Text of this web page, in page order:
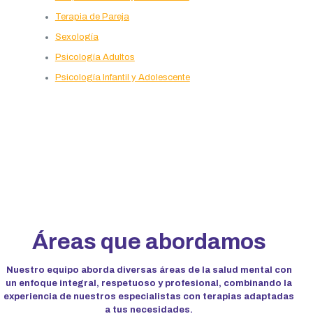
Terapia de Pareja
Sexología
Psicología Adultos
Psicología Infantil y Adolescente
Áreas que abordamos
Nuestro equipo aborda diversas áreas de la salud mental con
un enfoque integral, respetuoso y profesional, combinando la
experiencia de nuestros especialistas con terapias adaptadas
a tus necesidades.